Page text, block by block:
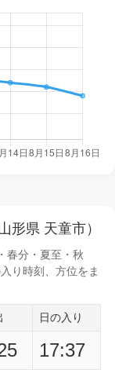
形県 天童市）
春分・夏至・秋
り時刻
、方位をま
日の入り
17:37